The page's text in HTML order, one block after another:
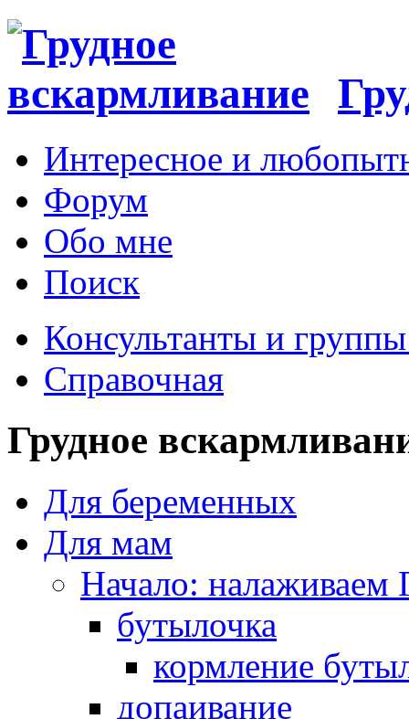
Интересное и
Форум
Обо мне
Поиск
Консультанты и
Справочная
Грудное
Для беременных
Для мам
Начало: налаживаем
бутылочка
кормление
допаивание